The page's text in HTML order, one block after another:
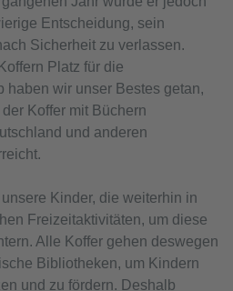
Entscheidung, sein
Sicherheit zu verlassen.
Platz für die
haben wir unser Bestes getan,
Koffer mit Büchern
und anderen
Kinder, die weiterhin in
Freizeitaktivitäten, um diese
Alle Koffer gehen deswegen
Bibliotheken, um Kindern
und zu fördern. Deshalb